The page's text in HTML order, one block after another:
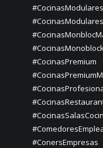
#CocinasPremium
#ConersEmpresas